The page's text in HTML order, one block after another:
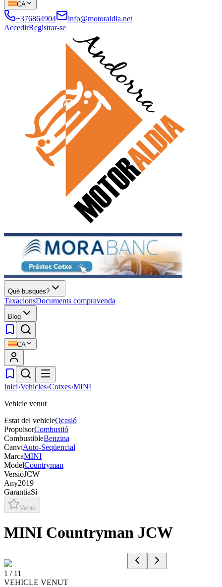
CA
+376864904
info@motoraldia.net
AccedirRegistrar-se
Què busques?
TaxacionsDocuments compravenda
Blog
CA
Inici›Vehicles›Cotxes›MINI
Vehicle venut
Estat del vehicleOcasió
PropulsorCombustió
CombustibleBenzina
CanviAuto-Seqüencial
MarcaMINI
ModelCountryman
VersióJCW
Any2019
GarantiaSí
Venut
MINI Countryman JCW
1 / 11
VEHICLE VENUT